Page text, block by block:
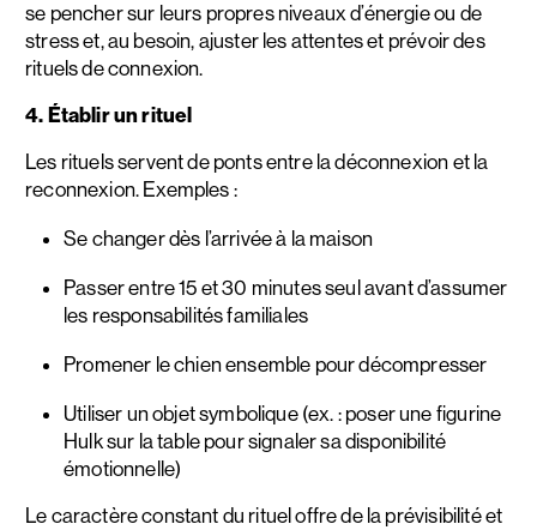
se pencher sur leurs propres niveaux d’énergie ou de
stress et, au besoin, ajuster les attentes et prévoir des
rituels de connexion.
4. Établir un rituel
Les rituels servent de ponts entre la déconnexion et la
reconnexion. Exemples :
Se changer dès l’arrivée à la maison
Passer entre 15 et 30 minutes seul avant d’assumer
les responsabilités familiales
Promener le chien ensemble pour décompresser
Utiliser un objet symbolique (ex. : poser une figurine
Hulk sur la table pour signaler sa disponibilité
émotionnelle)
Le caractère constant du rituel offre de la prévisibilité et